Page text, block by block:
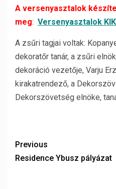
A versenyasztalok
meg: Versenyasztalok
A zsűri tagjai voltak:
dekoratőr tanár, a zsűri
dekoráció vezetője, Varju
kirakatrendező, a
Dekorszövetség elnöke,
Previous
Residence Ybusz pályázat